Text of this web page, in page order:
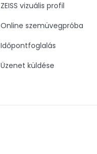
ZEISS vizuális profil
Online szemüvegpróba
Időpontfoglalás
Üzenet küldése